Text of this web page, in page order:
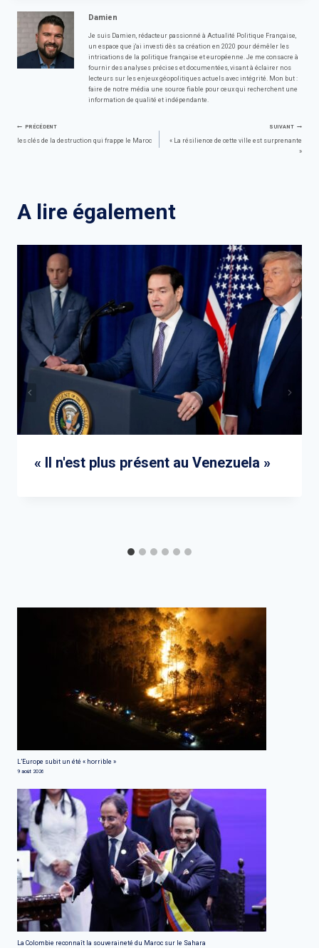
Damien
Je suis Damien, rédacteur passionné à Actualité Politique Française,
un espace que j'ai investi dès sa création en 2020 pour démêler les
intrications de la politique française et européenne. Je me consacre à
fournir des analyses précises et documentées, visant à éclairer nos
lecteurs sur les enjeux géopolitiques actuels avec intégrité. Mon but :
faire de notre média une source fiable pour ceux qui recherchent une
information de qualité et indépendante.
Navigation
PRÉCÉDENT
les clés de la destruction qui frappe le Maroc
SUIVANT
« La résilience de cette ville est surprenante
»
A lire également
« Il n'est plus présent au Venezuela »
L’Europe subit un été « horrible »
9 août 2026
La Colombie reconnaît la souveraineté du Maroc sur le Sahara